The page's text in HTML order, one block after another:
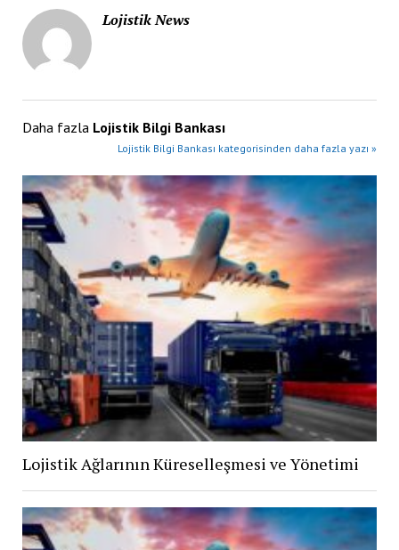
Lojistik News
Daha fazla Lojistik Bilgi Bankası
Lojistik Bilgi Bankası kategorisinden daha fazla yazı »
Lojistik Ağlarının Küreselleşmesi ve Yönetimi